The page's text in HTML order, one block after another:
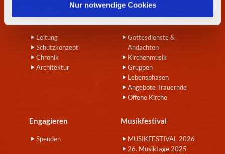
Nur notwendige Cookies
Wir
Leitung
Schutzkonzept
Chronik
Architektur
Angebote
Gottesdienste &
Andachten
Kirchenmusik
Gruppen
Lebensphasen
Angebote Trauernde
Offene Kirche
Engagieren
Spenden
Musikfestival
MUSIKFESTIVAL 2026
26. Musiktage 2025